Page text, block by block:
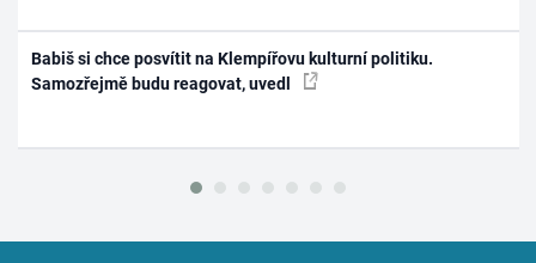
Babiš si chce posvítit na Klempířovu kulturní politiku.
Samozřejmě budu reagovat, uvedl